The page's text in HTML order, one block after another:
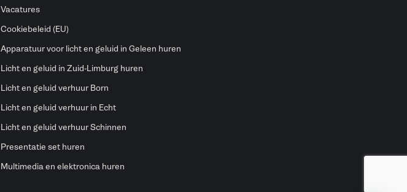
Vacatures
Cookiebeleid (EU)
Apparatuur voor licht en geluid in Geleen huren
Licht en geluid in Zuid-Limburg huren
Licht en geluid verhuur Born
Licht en geluid verhuur in Echt
Licht en geluid verhuur Schinnen
Presentatie set huren
Multimedia en elektronica huren